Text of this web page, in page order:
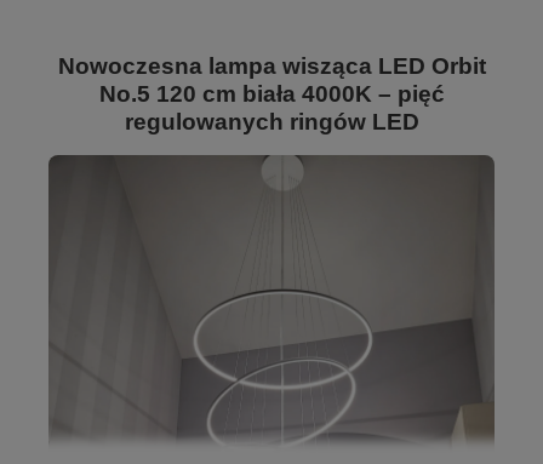
Nowoczesna lampa wisząca LED Orbit
No.5 120 cm biała 4000K – pięć
regulowanych ringów LED